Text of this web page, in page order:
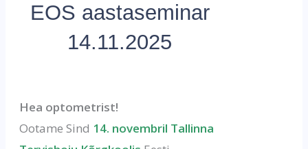
EOS aastaseminar
14.11.2025
Hea optometrist!
Ootame Sind 14. novembril Tallinna